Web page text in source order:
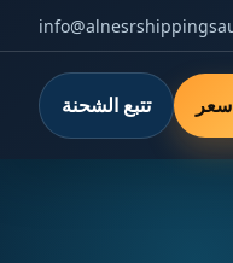
تتبع الشحنة